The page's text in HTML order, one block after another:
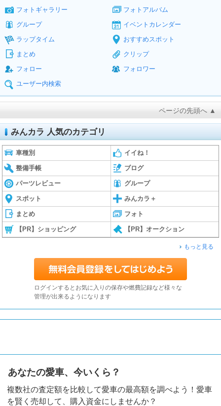
フォトギャラリー
フォトアルバム
グループ
イベントカレンダー
ラップタイム
おすすめスポット
まとめ
クリップ
フォロー
フォロワー
ユーザー内検索
ページの先頭へ ▲
みんカラ 人気のカテゴリ
車種別 イイね！
整備手帳 ブログ
パーツレビュー グループ
スポット みんカラ＋
まとめ フォト
【PR】ショッピング 【PR】オークション
もっと見る
ログインするとお気に入りの保存や燃費記録など様々な
管理が出来るようになります
あなたの愛車、今いくら？
複数社の査定額を比較して愛車の最高額を調べよう！愛車
を賢く売却して、購入資金にしませんか？